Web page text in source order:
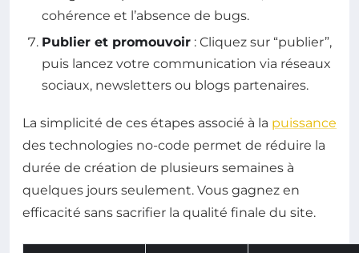
cohérence et l’absence de bugs.
Publier et promouvoir : Cliquez sur “publier”,
puis lancez votre communication via réseaux
sociaux, newsletters ou blogs partenaires.
La simplicité de ces étapes associé à la puissance
des technologies no-code permet de réduire la
durée de création de plusieurs semaines à
quelques jours seulement. Vous gagnez en
efficacité sans sacrifier la qualité finale du site.